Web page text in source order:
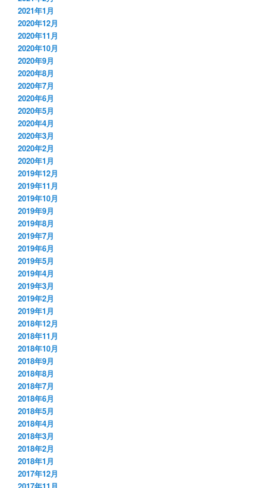
2021年1月
2020年12月
2020年11月
2020年10月
2020年9月
2020年8月
2020年7月
2020年6月
2020年5月
2020年4月
2020年3月
2020年2月
2020年1月
2019年12月
2019年11月
2019年10月
2019年9月
2019年8月
2019年7月
2019年6月
2019年5月
2019年4月
2019年3月
2019年2月
2019年1月
2018年12月
2018年11月
2018年10月
2018年9月
2018年8月
2018年7月
2018年6月
2018年5月
2018年4月
2018年3月
2018年2月
2018年1月
2017年12月